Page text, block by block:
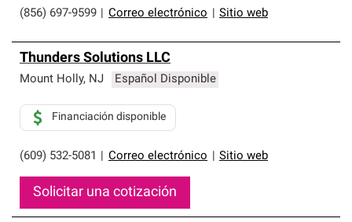
(856) 697-9599
Correo electrónico Sitio web
Thunders Solutions LLC
Mount Holly, NJ Español Disponible
(609) 532-5081 Correo electrónico Sitio web
Financiación disponible
Solicitar una cotización